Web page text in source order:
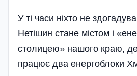
У ті часи ніхто не
Нетішин стане містом і
столицею» нашого краю, де
працює два енергоблоки